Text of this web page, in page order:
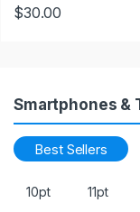
$30.00
Smartphones &
Best Sellers
10pt 11pt